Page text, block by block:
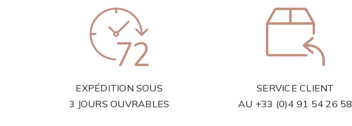
EXPÉDITION SOUS
3 JOURS OUVRABLES
SERVICE CLIENT
AU +33 (0)4 91 54 26 58